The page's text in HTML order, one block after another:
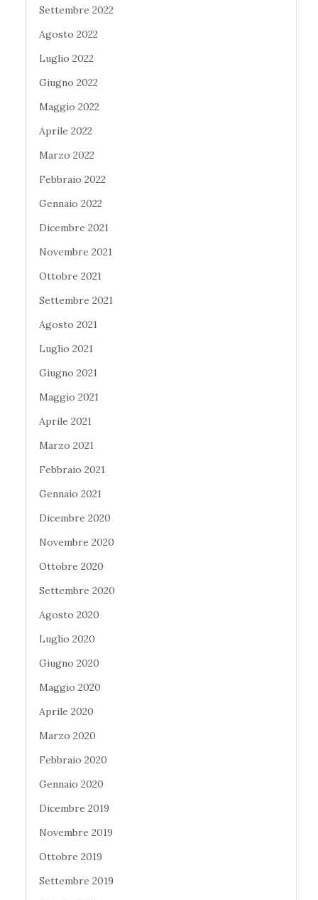
Settembre 2022
Agosto 2022
Luglio 2022
Giugno 2022
Maggio 2022
Aprile 2022
Marzo 2022
Febbraio 2022
Gennaio 2022
Dicembre 2021
Novembre 2021
Ottobre 2021
Settembre 2021
Agosto 2021
Luglio 2021
Giugno 2021
Maggio 2021
Aprile 2021
Marzo 2021
Febbraio 2021
Gennaio 2021
Dicembre 2020
Novembre 2020
Ottobre 2020
Settembre 2020
Agosto 2020
Luglio 2020
Giugno 2020
Maggio 2020
Aprile 2020
Marzo 2020
Febbraio 2020
Gennaio 2020
Dicembre 2019
Novembre 2019
Ottobre 2019
Settembre 2019